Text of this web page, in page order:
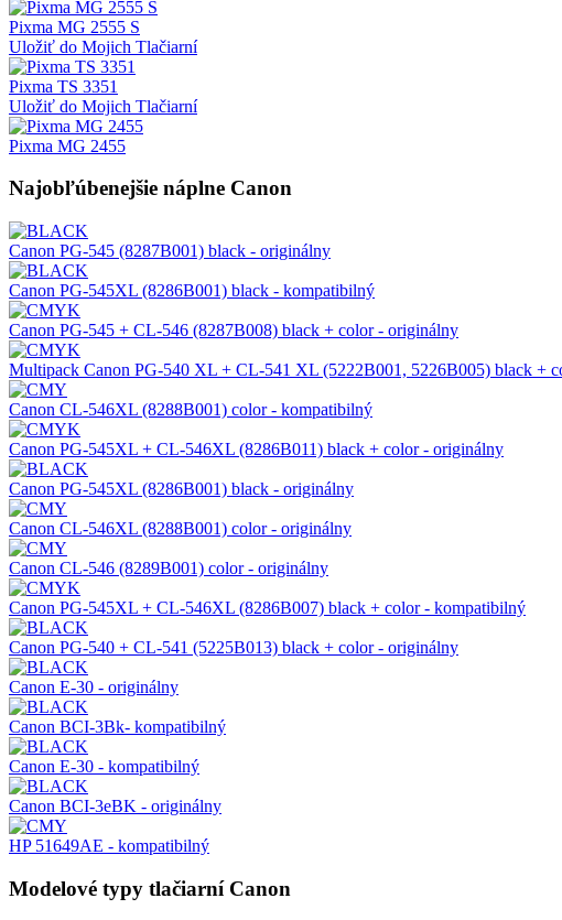
Pixma MG 2555 S
Uložiť do Mojich Tlačiarní
Pixma TS 3351
Uložiť do Mojich Tlačiarní
Pixma MG 2455
Najobľúbenejšie náplne Canon
Canon PG-545 (8287B001) black - originálny
Canon PG-545XL (8286B001) black - kompatibilný
Canon PG-545 + CL-546 (8287B008) black + color - originálny
Multipack Canon PG-540 XL + CL-541 XL (5222B001, 5226B005) black +
Canon CL-546XL (8288B001) color - kompatibilný
Canon PG-545XL + CL-546XL (8286B011) black + color - originálny
Canon PG-545XL (8286B001) black - originálny
Canon CL-546XL (8288B001) color - originálny
Canon CL-546 (8289B001) color - originálny
Canon PG-545XL + CL-546XL (8286B007) black + color - kompatibilný
Canon PG-540 + CL-541 (5225B013) black + color - originálny
Canon E-30 - originálny
Canon BCI-3Bk- kompatibilný
Canon E-30 - kompatibilný
Canon BCI-3eBK - originálny
HP 51649AE - kompatibilný
Modelové typy tlačiarní Canon